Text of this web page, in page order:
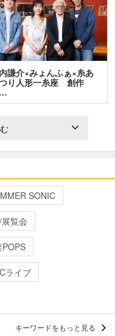
謙介×みょんふぁ×糸あ
り人形一糸座 創作
SONIC
覧会
ライブ
キーワードをもっと見る